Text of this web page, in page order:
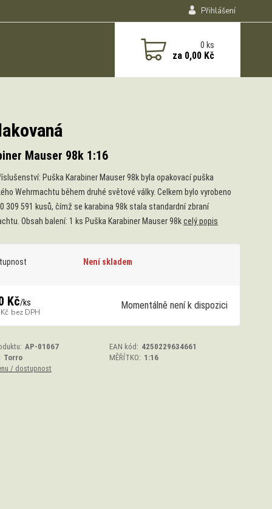
Přihlášení
0ks
za 0,00 Kč
Mauser 98k 1:16
Puška Karabiner Mauser 98k byla opakovací puška
Wehrmachtu během druhé světové války. Celkem bylo vyrobeno
309 591 kusů, čímž se karabina 98k stala standardní zbraní
Obsah balení: 1 ks Puška Karabiner Mauser 98kcelý popis
Není skladem
Kč/ks
bez DPH
Momentálně není k dispozici
AP-01067 EAN kód: 4250229634661
Torro MĚŘÍTKO: 1:16
/ dostupnost